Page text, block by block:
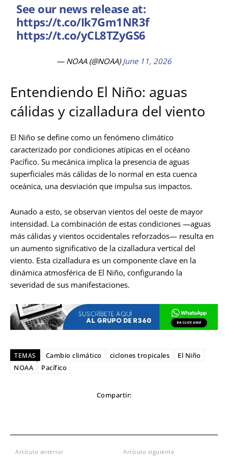
See our news release at:
https://t.co/Ik7Gm1NR3f
https://t.co/yCL8TZyGS6
— NOAA (@NOAA)June 11, 2026
Entendiendo El Niño: aguas
cálidas y cizalladura del viento
El Niño se define como un fenómeno climático
caracterizado por condiciones atípicas en el océano
Pacífico. Su mecánica implica la presencia de aguas
superficiales más cálidas de lo normal en esta cuenca
oceánica, una desviación que impulsa sus impactos.
Aunado a esto, se observan vientos del oeste de mayor
intensidad. La combinación de estas condiciones —aguas
más cálidas y vientos occidentales reforzados— resulta en
un aumento significativo de la cizalladura vertical del
viento. Esta cizalladura es un componente clave en la
dinámica atmosférica de El Niño, configurando la
severidad de sus manifestaciones.
TEMAS Cambio climático ciclones tropicales
El Niño
NOAA
Pacífico
Compartir:
Artículo anterior Artículo siguiente